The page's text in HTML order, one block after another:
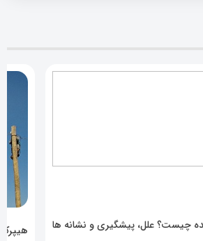
چیست؟ علل، پیشگیری و نشانه ها